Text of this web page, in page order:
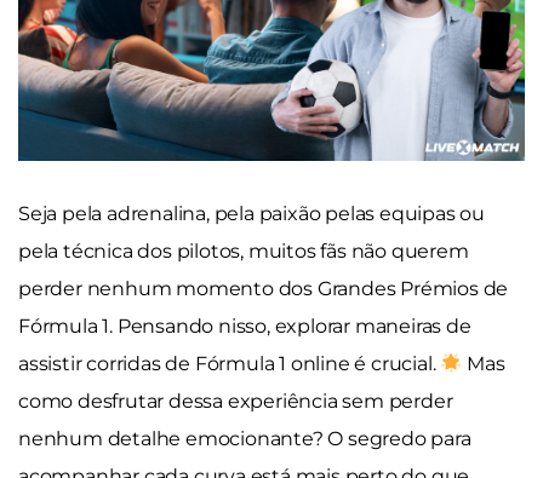
Seja pela adrenalina, pela paixão pelas equipas ou
pela técnica dos pilotos, muitos fãs não querem
perder nenhum momento dos Grandes Prémios de
Fórmula 1. Pensando nisso, explorar maneiras de
assistir corridas de Fórmula 1 online é crucial.
Mas
como desfrutar dessa experiência sem perder
nenhum detalhe emocionante? O segredo para